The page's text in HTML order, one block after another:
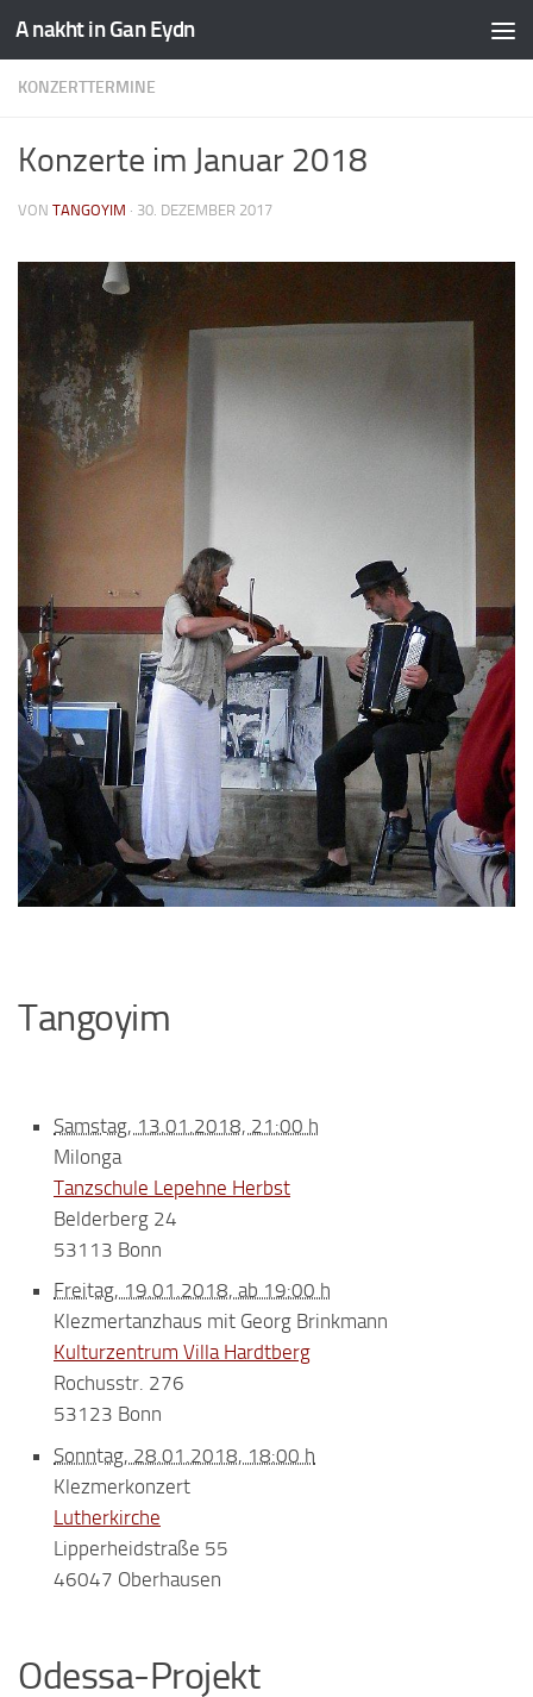
A nakht in Gan Eydn
KONZERTTERMINE
Konzerte im Januar 2018
VON TANGOYIM · 30. DEZEMBER 2017
Tangoyim
Samstag, 13.01.2018, 21:00 h
Milonga
Tanzschule Lepehne Herbst
Belderberg 24
53113 Bonn
Freitag, 19.01.2018, ab 19:00 h
Klezmertanzhaus mit Georg Brinkmann
Kulturzentrum Villa Hardtberg
Rochusstr. 276
53123 Bonn
Sonntag, 28.01.2018, 18:00 h
Klezmerkonzert
Lutherkirche
Lipperheidstraße 55
46047 Oberhausen
Odessa-Projekt